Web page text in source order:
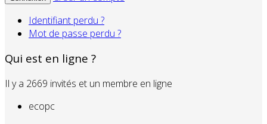
Identifiant perdu ?
Mot de passe perdu ?
Qui est en ligne ?
Il y a 2669 invités et un membre en ligne
ecopc